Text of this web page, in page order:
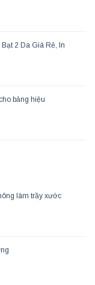
2 Da Giá Rẻ, In
bảng hiệu
làm trầy xước